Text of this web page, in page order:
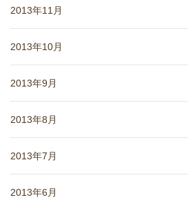
2013年11月
2013年10月
2013年9月
2013年8月
2013年7月
2013年6月